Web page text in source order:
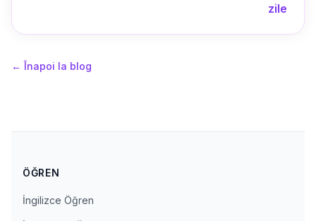
zile
←Înapoi la blog
ÖĞREN
İngilizce Öğren